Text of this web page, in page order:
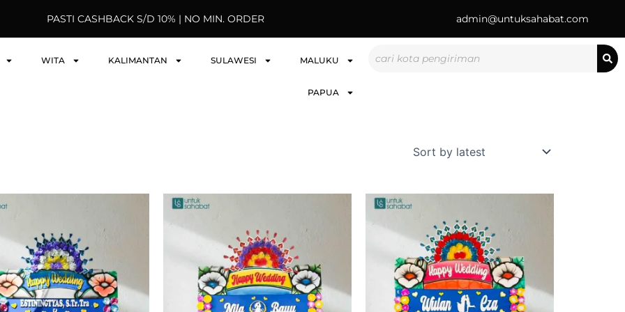
PASTI CASHBACK S/D 10% | NO MIN. ORDER admin@untuksahabat.com
WITA KALIMANTAN SULAWESI MALUKU
PAPUA